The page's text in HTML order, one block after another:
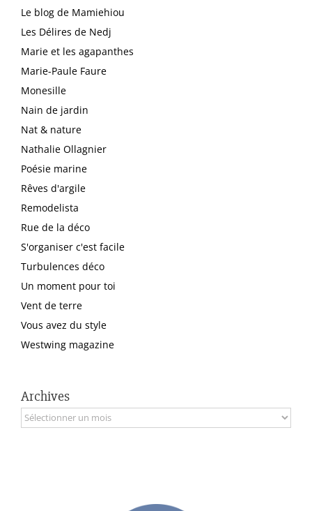
Le blog de Mamiehiou
Les Délires de Nedj
Marie et les agapanthes
Marie-Paule Faure
Monesille
Nain de jardin
Nat & nature
Nathalie Ollagnier
Poésie marine
Rêves d'argile
Remodelista
Rue de la déco
S'organiser c'est facile
Turbulences déco
Un moment pour toi
Vent de terre
Vous avez du style
Westwing magazine
Archives
Archives